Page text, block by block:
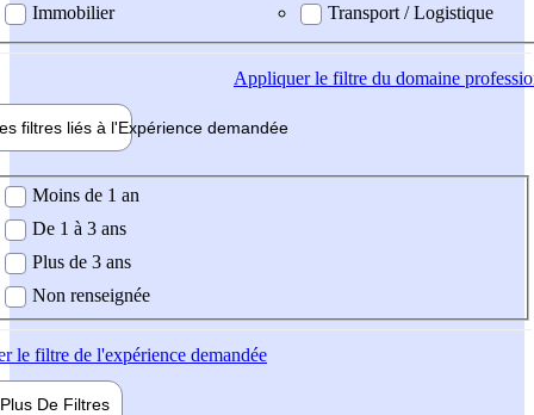
Immobilier
Transport / Logistique
Appliquerle filtre du domaine
filtres liés à l'Expérience demandée
demandée
Moins de 1 an
De 1 à 3 ans
Plus de 3 ans
Non renseignée
le filtre de l'expérience demandée
Plus De Filtres